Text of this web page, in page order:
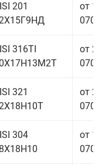
201
от
316TI
от
321
от
304
от